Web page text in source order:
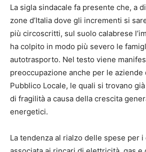
La sigla sindacale fa presente che, a
zone d’Italia dove gli incrementi si
più circoscritti, sul suolo calabrese
ha colpito in modo più severo le
autotrasporto. Nel testo viene
preoccupazione anche per le aziende
Pubblico Locale, le quali si trovano
di fragilità a causa della crescita
energetici.
La tendenza al rialzo delle spese per i